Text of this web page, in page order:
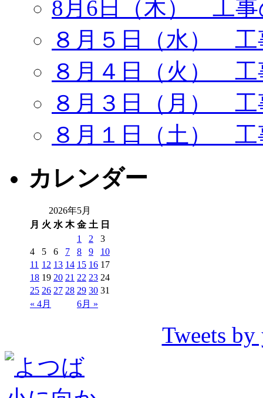
8月6日（木） 工事
８月５日（水） 工
８月４日（火） 工
８月３日（月） 工
８月１日（土） 工
カレンダー
2026年5月
月 火 水 木 金 土 日
« 4月 6月 »
1 2
3
4
5 6 7 8 9
10
11 12 13 14 15 16 17
18 19 20 21 22 23 24
25 26 27 28 29 30 31
Tweets